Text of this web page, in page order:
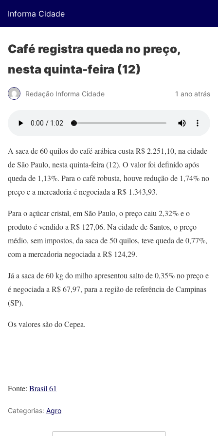
Informa Cidade
Café registra queda no preço,
nesta quinta-feira (12)
Redação Informa Cidade 1 ano atrás
A saca de 60 quilos do café arábica custa R$ 2.251,10, na cidade
de São Paulo, nesta quinta-feira (12). O valor foi definido após
queda de 1,13%. Para o café robusta, houve redução de 1,74% no
preço e a mercadoria é negociada a R$ 1.343,93.
Para o açúcar cristal, em São Paulo, o preço caiu 2,32% e o
produto é vendido a R$ 127,06. Na cidade de Santos, o preço
médio, sem impostos, da saca de 50 quilos, teve queda de 0,77%,
com a mercadoria negociada a R$ 124,29.
Já a saca de 60 kg do milho apresentou salto de 0,35% no preço e
é negociada a R$ 67,97, para a região de referência de Campinas
(SP).
Os valores são do Cepea.
Fonte: Brasil 61
Categorias: Agro